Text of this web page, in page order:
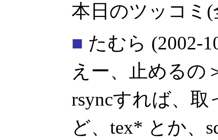
本日のツッコミ(
■ たむら (2002-
えー、止めるの
rsyncすれば、
ど、tex* とか、